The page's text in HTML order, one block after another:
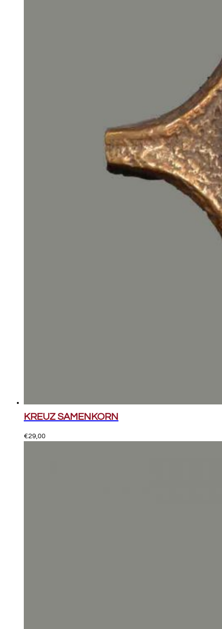
KREUZ SAMENKORN
€29,00